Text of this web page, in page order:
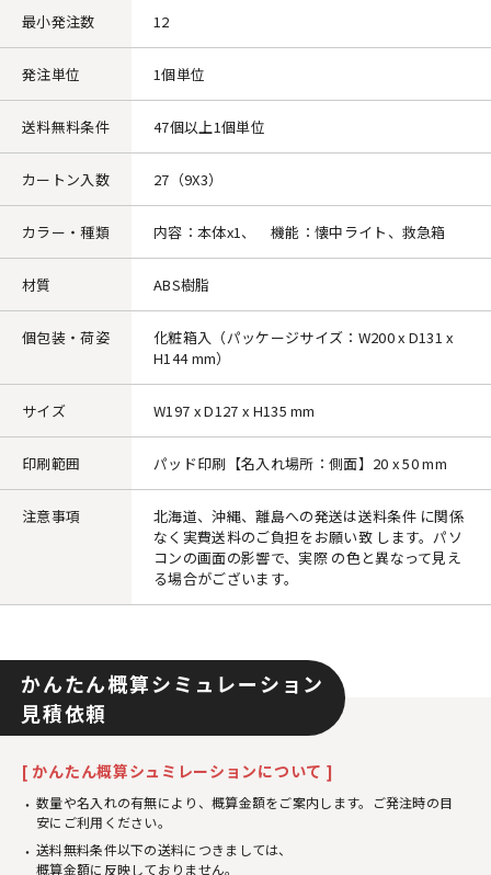
最小発注数 12
発注単位 1個単位
送料無料条件 47個以上1個単位
カートン入数 27（9X3）
カラー・種類 内容：本体x1、 機能：懐中ライト、救急箱
材質 ABS樹脂
個包装・荷姿
化粧箱入（パッケージサイズ：W200 x D131 x
H144 mm）
サイズ W197 x D127 x H135 mm
印刷範囲 パッド印刷【名入れ場所：側面】20 x 50 mm
注意事項
北海道、沖縄、離島への発送は送料条件 に関係
なく実費送料のご負担をお願い致 します。パソ
コンの画面の影響で、実際 の色と異なって見え
る場合がございます。
かんたん概算シミュレーション
見積依頼
[ かんたん概算シュミレーションについて ]
数量や名入れの有無により、概算金額をご案内します。ご発注時の目
安にご利用ください。
送料無料条件以下の送料につきましては、
概算金額に反映しておりません。